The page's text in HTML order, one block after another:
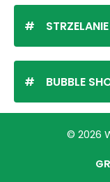
STRZELANIE DO
BUBBLE
© 2026